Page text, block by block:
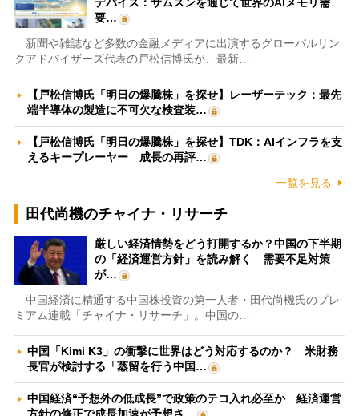
デバイス：サムスンを通じて世界のAIメモリ需
要…
新聞や雑誌など多数の金融メディアに出演するグローバルリン
クアドバイザーズ代表の戸松信博氏が、最新…
【戸松信博氏「明日の爆騰株」を探せ】レーザーテック：最先
端半導体の製造に不可欠な検査装…
【戸松信博氏「明日の爆騰株」を探せ】TDK：AIインフラを支
えるキープレーヤー 成長の再評…
一覧を見る
田代尚機のチャイナ・リサーチ
厳しい経済情勢をどう打開するか？中国の下半期
の「経済運営方針」を読み解く 需要不足対策
が…
中国経済に精通する中国株投資の第一人者・田代尚機氏のプレ
ミアム連載「チャイナ・リサーチ」。中国の…
中国「Kimi K3」の衝撃に世界はどう対応するのか？ 米財務
長官が検討する「蒸留を行う中国…
中国経済“予想外の低成長”で政策のテコ入れ必至か 経済運営